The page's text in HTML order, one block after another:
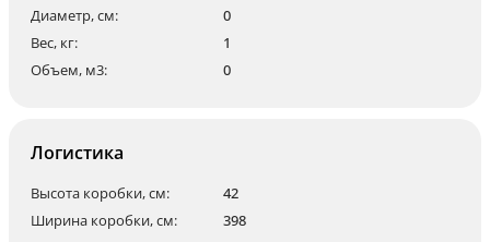
Диаметр, см:
0
Вес, кг:
1
Объем, м3:
0
Логистика
Высота коробки, см:
42
Ширина коробки, см:
398